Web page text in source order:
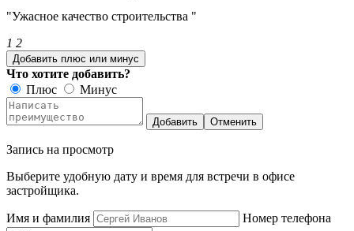
"Ужасное качество строительства "
1 2
Добавить плюс или минус
Что хотите добавить?
Плюс
Минус
Добавить Отменить
Запись на просмотр
Выберите удобную дату и время для встречи в офисе
застройщика.
Имя и фамилия Номер телефона